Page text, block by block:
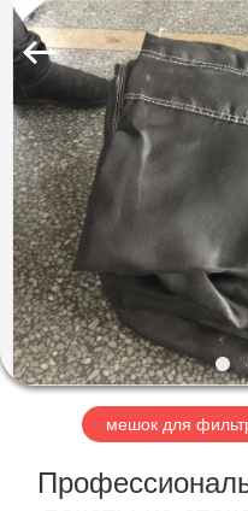
ДОМ
ПРОДУКТЫ
НАСЧЕТ
НАС
ФАБРИКИ
Anhui
Filter
Environmental
Technology
Co.,Ltd..
Reserved.
мешок для